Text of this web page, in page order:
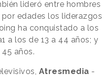
lideró entre hombres
edades los liderazgos
ha conquistado a los
a los de 13 a 44 años; y
años.
Atresmedia -